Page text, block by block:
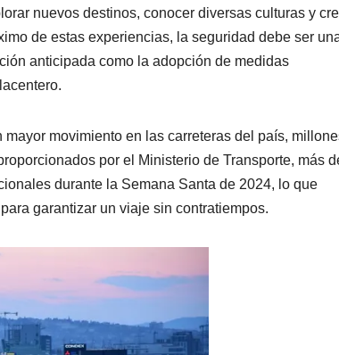
nuevos destinos, conocer diversas culturas y
de estas experiencias, la seguridad debe ser
anticipada como la adopción de medidas
movimiento en las carreteras del país,
por el Ministerio de Transporte, más
durante la Semana Santa de 2024, lo que
garantizar un viaje sin contratiempos.